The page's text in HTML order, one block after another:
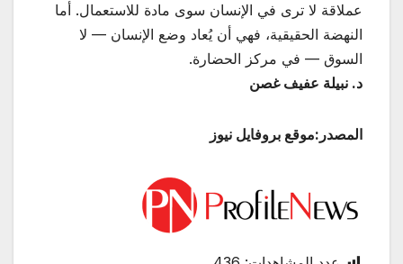
عملاقة لا ترى في الإنسان سوى مادة للاستعمال. أما
النهضة الحقيقية، فهي أن يُعاد وضع الإنسان — لا
السوق — في مركز الحضارة.
د. نبيلة عفيف غصن
المصدر:موقع بروفايل نيوز